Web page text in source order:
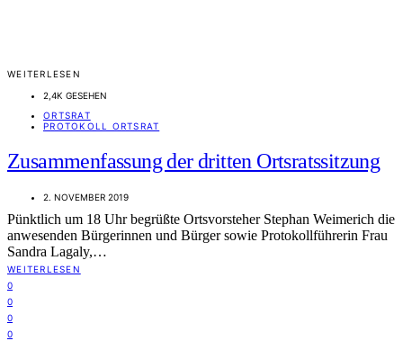
WEITERLESEN
2,4K GESEHEN
ORTSRAT
PROTOKOLL ORTSRAT
Zusammenfassung der dritten Ortsratssitzung
2. NOVEMBER 2019
Pünktlich um 18 Uhr begrüßte Ortsvorsteher Stephan Weimerich die
anwesenden Bürgerinnen und Bürger sowie Protokollführerin Frau
Sandra Lagaly,…
WEITERLESEN
0
0
0
0